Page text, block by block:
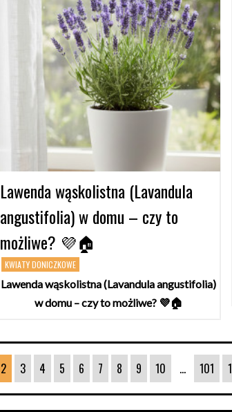
Lawenda wąskolistna (Lavandula
angustifolia) w domu – czy to
możliwe? 💜🏠
KWIATY DONICZKOWE
Lawenda wąskolistna (Lavandula angustifolia)
w domu – czy to możliwe? 💜🏠
2 3 4 5 6 7 8 9 10 ... 101